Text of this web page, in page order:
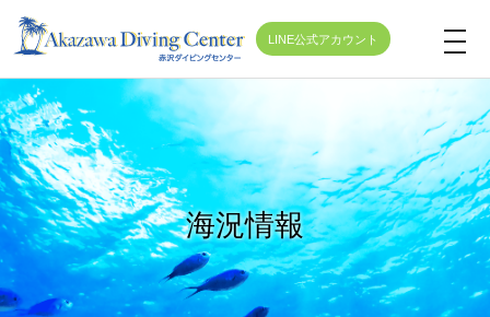
LINE公式アカウント
t
o
g
e
n
a
v
海況情報